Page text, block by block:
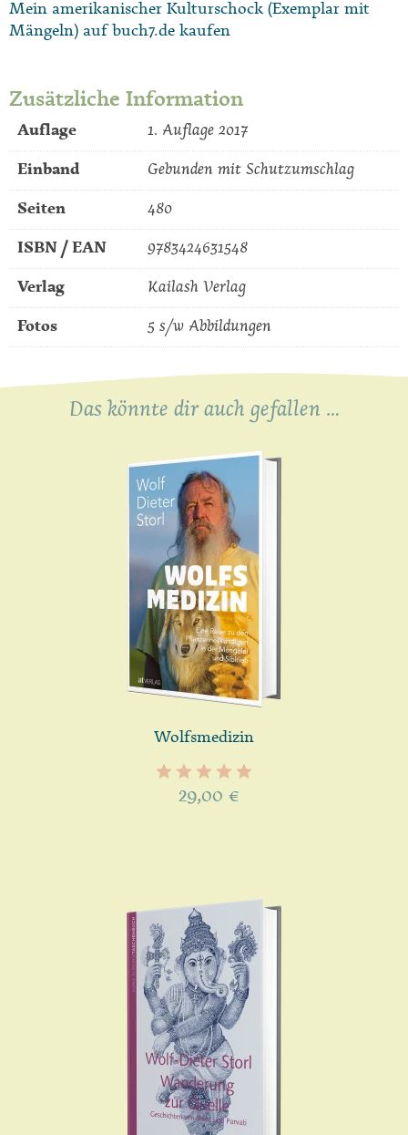
Mein amerikanischer Kulturschock (Exemplar mit
Mängeln) auf buch7.de kaufen
Zusätzliche Information
Auflage 1. Auflage 2017
Einband Gebunden mit Schutzumschlag
Seiten 480
ISBN / EAN 9783424631548
Verlag Kailash Verlag
Fotos 5 s/w Abbildungen
Das könnte dir auch gefallen …
Wolfsmedizin
29,00€